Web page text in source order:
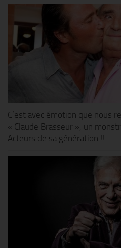
C’est avec émotion que nous
« Claude Brasseur », un
Acteurs de sa génération !!